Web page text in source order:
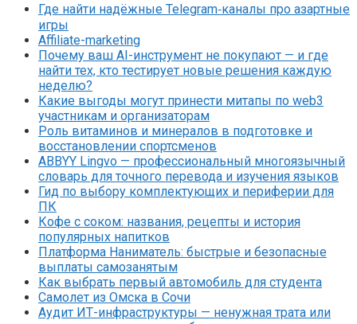
Где найти надёжные Telegram‑каналы про азартные
игры
Affiliate-marketing
Почему ваш AI-инструмент не покупают — и где
найти тех, кто тестирует новые решения каждую
неделю?
Какие выгоды могут принести митапы по web3
участникам и организаторам
Роль витаминов и минералов в подготовке и
восстановлении спортсменов
ABBYY Lingvo — профессиональный многоязычный
словарь для точного перевода и изучения языков
Гид по выбору комплектующих и периферии для
ПК
Кофе с соком: названия, рецепты и история
популярных напитков
Платформа Наниматель: быстрые и безопасные
выплаты самозанятым
Как выбрать первый автомобиль для студента
Самолет из Омска в Сочи
Аудит ИТ-инфраструктуры — ненужная трата или